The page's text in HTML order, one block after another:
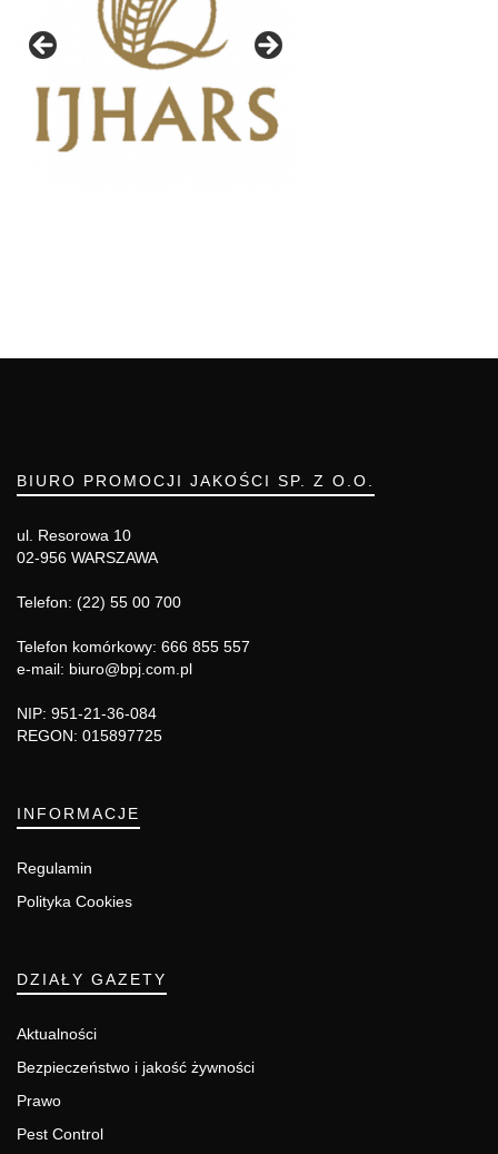
BIURO PROMOCJI JAKOŚCI SP. Z O.O.
ul. Resorowa 10
02-956 WARSZAWA
Telefon: (22) 55 00 700
Telefon komórkowy: 666 855 557
e-mail: biuro@bpj.com.pl
NIP: 951-21-36-084
REGON: 015897725
INFORMACJE
Regulamin
Polityka Cookies
DZIAŁY GAZETY
Aktualności
Bezpieczeństwo i jakość żywności
Prawo
Pest Control